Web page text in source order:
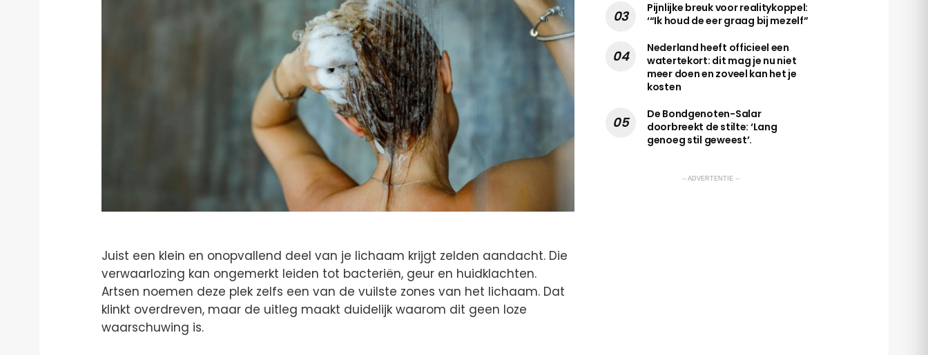
Juist een klein en onopvallend deel van je lichaam krijgt zelden aandacht. Die
verwaarlozing kan ongemerkt leiden tot bacteriën, geur en huidklachten.
Artsen noemen deze plek zelfs een van de vuilste zones van het lichaam. Dat
klinkt overdreven, maar de uitleg maakt duidelijk waarom dit geen loze
waarschuwing is.
Pijnlijke breuk voor realitykoppel:
‘“Ik houd de eer graag bij mezelf”
Nederland heeft officieel een
watertekort: dit mag je nu niet
meer doen en zoveel kan het je
kosten
De Bondgenoten-Salar
doorbreekt de stilte: ‘Lang
genoeg stil geweest’.
-- ADVERTENTIE --